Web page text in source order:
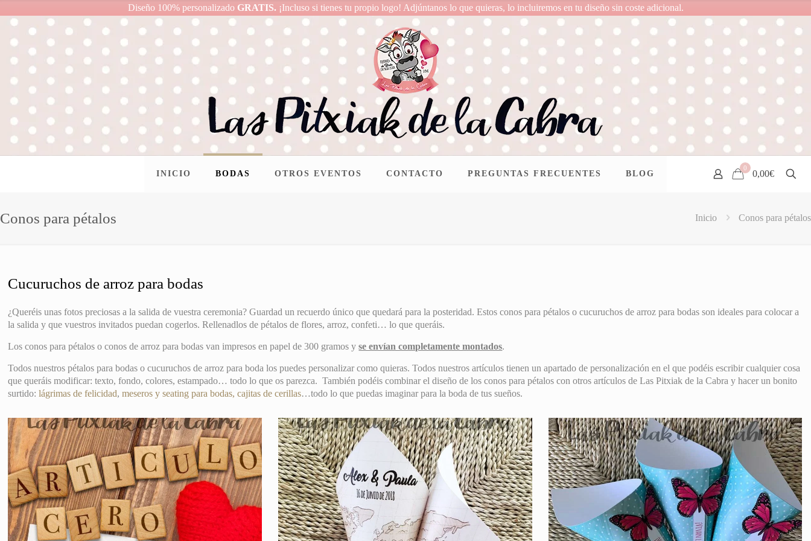
Diseño 100% personalizado GRATIS. ¡Incluso si tienes tu propio logo! Adjúntanos lo que quieras, lo incluiremos en tu diseño sin coste adicional.
INICIO BODAS OTROS EVENTOS CONTACTO PREGUNTAS FRECUENTES BLOG
0
0,00€
Conos para pétalos Inicio Conos para pétalos
Cucuruchos de arroz para bodas
¿Queréis unas fotos preciosas a la salida de vuestra ceremonia? Guardad un recuerdo único que quedará para la posteridad. Estos conos para pétalos o cucuruchos de arroz para bodas son ideales para colocar a
la salida y que vuestros invitados puedan cogerlos. Rellenadlos de pétalos de flores, arroz, confeti… lo que queráis.
Los conos para pétalos o conos de arroz para bodas van impresos en papel de 300 gramos yse envían completamente montados.
Todos nuestros pétalos para bodas o cucuruchos de arroz para boda los puedes personalizar como quieras. Todos nuestros artículos tienen un apartado de personalización en el que podéis escribir cualquier cosa
que queráis modificar: texto, fondo, colores, estampado… todo lo que os parezca. También podéis combinar el diseño de los conos para pétalos con otros artículos de Las Pitxiak de la Cabra y hacer un bonito
surtido:lágrimas de felicidad,meseros y seating para bodas, cajitas de cerillas…todo lo que puedas imaginar para la boda de tus sueños.